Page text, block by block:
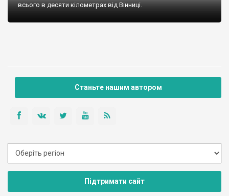
всього в десяти кілометрах від Вінниці.
Станьте нашим автором
Підтримати сайт